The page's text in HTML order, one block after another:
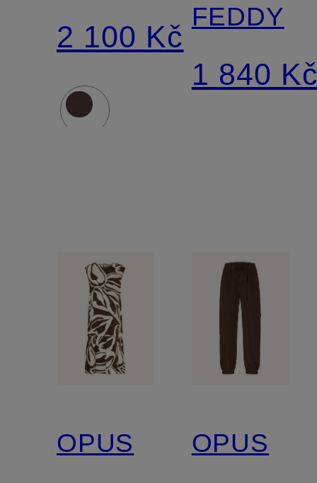
s 3/4
rukávy
2 100 Kč
FEDDY
1 840
OPUS
OPUS